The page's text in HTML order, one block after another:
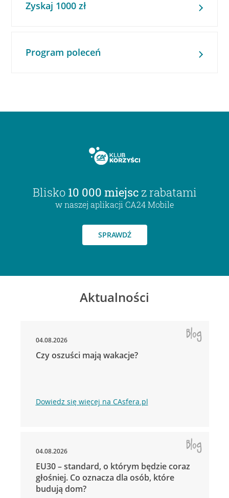
Zyskaj 1000 zł
Program poleceń
Blisko 10 000 miejsc z rabatami
w naszej aplikacji CA24 Mobile
SPRAWDŹ
Aktualności
04.08.2026
Czy oszuści mają wakacje?
Dowiedz się więcej na CAsfera.pl
04.08.2026
EU30 – standard, o którym będzie coraz
głośniej. Co oznacza dla osób, które
budują dom?